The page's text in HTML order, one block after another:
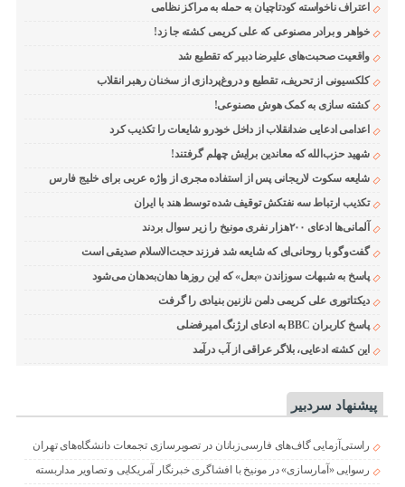
اعتراف ناخواسته کودتاچیان به حمله به مراکز نظامی
خواهر و برادر مصنوعی که علی کریمی کشته جا زد!
واقعیت صحبت‌های علیرضا دبیر که تقطیع شد
کلکسیونی از تحریف، تقطیع و دروغ‌پردازی از سخنان رهبر انقلاب
کشته سازی به کمک هوش مصنوعی!
اعدامی ادعایی ضدانقلاب از داخل خودرو شایعات را تکذیب کرد
شهید حزب‌الله که معاندین برایش چهلم گرفتند!
شایعه سکوت لاریجانی پس از استفاده مجری از واژه عربی برای خلیج فارس
تکذیب ارتباط سه نفتکش توقیف شده توسط هند با ایران
آلمانی‌ها ادعای ۲۰۰هزار نفری مونیخ را زیر سوال بردند
گفت‌وگو با روحانی‌ای که شایعه شد فرزند حجت‌الاسلام صدیقی است
پاسخ به شبهات سوزاندن «بعل» که این روزها دهان‌به‌دهان می‌شود
دیکتاتوری علی کریمی دامن نازنین بنیادی را گرفت
پاسخ کاربران BBC به ادعای ارژنگ امیرفضلی
این کشته ادعایی، بلاگر عراقی از آب درآمد
پیشنهاد سردبیر
راستی‌آزمایی گاف‌های فارسی‌زبانان در تصویرسازی تجمعات دانشگاه‌های تهران
رسوایی «آمارسازی» در مونیخ با افشاگری خبرنگار آمریکایی و تصاویر مداربسته